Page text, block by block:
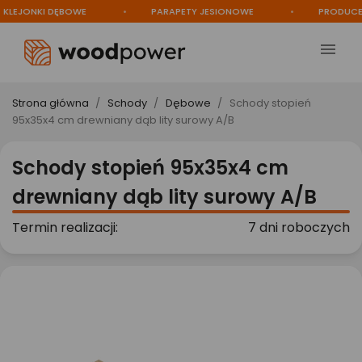
DĘBOWE PARAPETY JESIONOWE PRODUCENT

Strona główna Schody Dębowe
Schody stopień
95x35x4 cm drewniany dąb lity surowy A/B
Schody stopień 95x35x4 cm
drewniany dąb lity surowy A/B
Termin realizacji: 7 dni roboczych